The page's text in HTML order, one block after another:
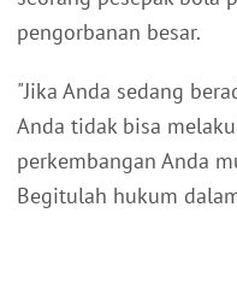
pengorbanan besar.
"Jika Anda sedang
Anda tidak bisa
perkembangan Anda
Begitulah hukum